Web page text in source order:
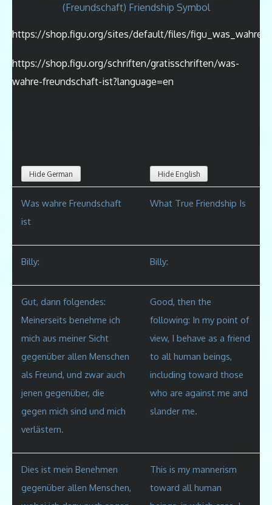
(Freundschaft) Friendship Symbol
https://shop.figu.org/sites/default/files/
https://shop.figu.org/schriften/gratisschriften/was-
wahre-freundschaft-ist?language=en
Hide German Hide English
Was wahre Freundschaft
ist
What True Friendship Is
Billy: Billy:
Gut, dann folgendes:
Meinerseits benehme ich
mich aus meiner Sicht
gegenüber allen Menschen
als Freund, und zwar auch
jenen gegenüber, die
gegen mich sind und mich
verlästern.
Good, then the
following: In my point of
view, I behave as a friend
to all human beings,
including toward those
who are against me and
slander me.
Dies ist mein Benehmen
gegenüber allen Menschen,
This is my mannerism
toward all human